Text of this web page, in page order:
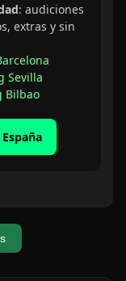
: audiciones
extras y sin
Sevilla
Bilbao